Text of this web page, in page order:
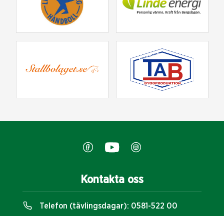
Kontakta oss
Telefon (tävlingsdagar): 0581-522 00